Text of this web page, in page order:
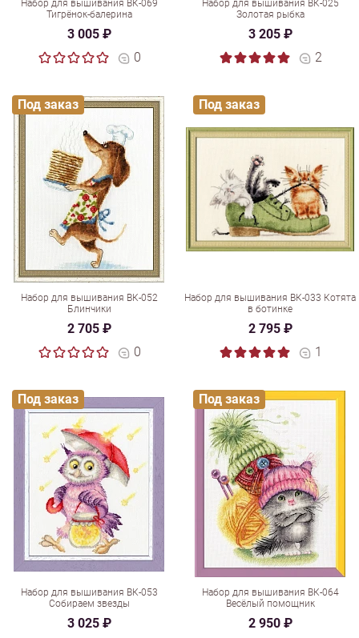
Набор для вышивания ВК-069
Тигрёнок-балерина
3 005 ₽
0
Набор для вышивания ВК-025
Золотая рыбка
3 205 ₽
2
Набор для вышивания ВК-052
Блинчики
2 705 ₽
0
Под заказ
Набор для вышивания ВК-033 Котята
в ботинке
2 795 ₽
1
Под заказ
Набор для вышивания ВК-053
Собираем звезды
3 025 ₽
Под заказ
Набор для вышивания ВК-064
Весёлый помощник
2 950 ₽
Под заказ